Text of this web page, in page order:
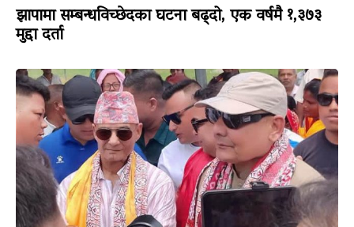
झापामा सम्बन्धविच्छेदका घटना बढ्दो, एक वर्षमै १,३७३
मुद्दा दर्ता